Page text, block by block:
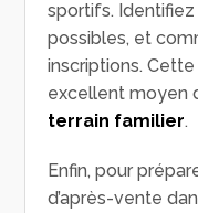
sportifs.
possibles, et
inscriptions.
excellent moyen
terrain familier.
Enfin, pour
d’après-vente